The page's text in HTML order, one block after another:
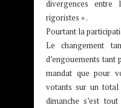
divergences
rigoristes » .
Pourtant la
Le changement
d’engouements tant
mandat que pour
votants sur un total
dimanche s’est